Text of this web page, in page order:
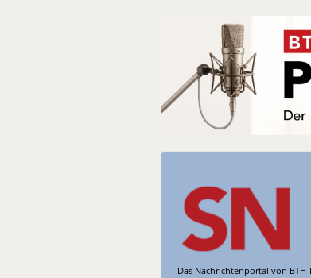
Das Nachrichtenportal von BTH-